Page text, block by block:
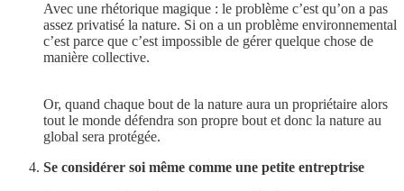
Avec une rhétorique magique : le problème c’est qu’on a pas
assez privatisé la nature. Si on a un problème environnemental
c’est parce que c’est impossible de gérer quelque chose de
manière collective.
Or, quand chaque bout de la nature aura un propriétaire alors
tout le monde défendra son propre bout et donc la nature au
global sera protégée.
Se considérer soi même comme une petite entreptrise